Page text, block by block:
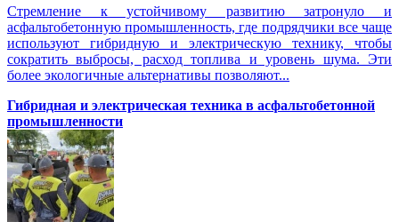
Стремление к устойчивому развитию затронуло и
асфальтобетонную промышленность, где подрядчики все чаще
используют гибридную и электрическую технику, чтобы
сократить выбросы, расход топлива и уровень шума. Эти
более экологичные альтернативы позволяют...
Гибридная и электрическая техника в асфальтобетонной
промышленности